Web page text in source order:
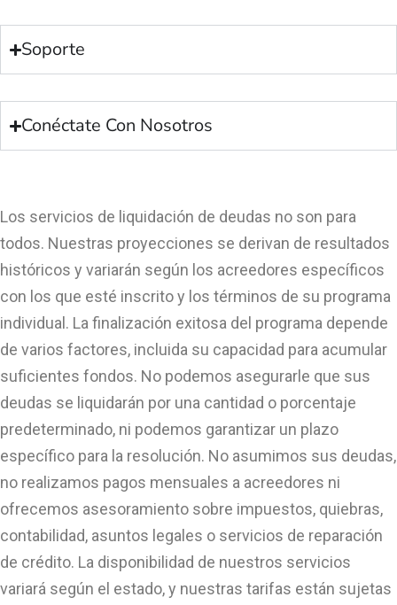
Soporte
Conéctate Con Nosotros
Los servicios de liquidación de deudas no son para
todos. Nuestras proyecciones se derivan de resultados
históricos y variarán según los acreedores específicos
con los que esté inscrito y los términos de su programa
individual. La finalización exitosa del programa depende
de varios factores, incluida su capacidad para acumular
suficientes fondos. No podemos asegurarle que sus
deudas se liquidarán por una cantidad o porcentaje
predeterminado, ni podemos garantizar un plazo
específico para la resolución. No asumimos sus deudas,
no realizamos pagos mensuales a acreedores ni
ofrecemos asesoramiento sobre impuestos, quiebras,
contabilidad, asuntos legales o servicios de reparación
de crédito. La disponibilidad de nuestros servicios
variará según el estado, y nuestras tarifas están sujetas